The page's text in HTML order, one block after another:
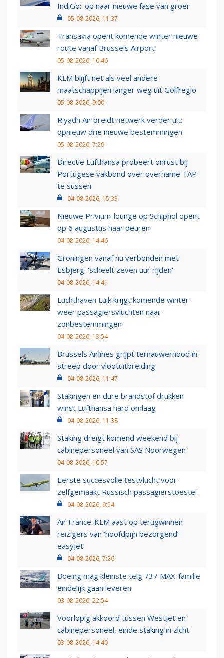
IndiGo: 'op naar nieuwe fase van groei'
05-08-2026, 11:37
Transavia opent komende winter nieuwe
route vanaf Brussels Airport
05-08-2026, 10:46
KLM blijft net als veel andere
maatschappijen langer weg uit Golfregio
05-08-2026, 9:00
Riyadh Air breidt netwerk verder uit:
opnieuw drie nieuwe bestemmingen
05-08-2026, 7:29
Directie Lufthansa probeert onrust bij
Portugese vakbond over overname TAP
te sussen
04-08-2026, 15:33
Nieuwe Privium-lounge op Schiphol opent
op 6 augustus haar deuren
04-08-2026, 14:46
Groningen vanaf nu verbonden met
Esbjerg: 'scheelt zeven uur rijden'
04-08-2026, 14:41
Luchthaven Luik krijgt komende winter
weer passagiersvluchten naar
zonbestemmingen
04-08-2026, 13:54
Brussels Airlines grijpt ternauwernood in:
streep door vlootuitbreiding
04-08-2026, 11:47
Stakingen en dure brandstof drukken
winst Lufthansa hard omlaag
04-08-2026, 11:38
Staking dreigt komend weekend bij
cabinepersoneel van SAS Noorwegen
04-08-2026, 10:57
Eerste succesvolle testvlucht voor
zelfgemaakt Russisch passagierstoestel
04-08-2026, 9:54
Air France-KLM aast op terugwinnen
reizigers van ‘hoofdpijn bezorgend’
easyJet
04-08-2026, 7:26
Boeing mag kleinste telg 737 MAX-familie
eindelijk gaan leveren
03-08-2026, 22:54
Voorlopig akkoord tussen WestJet en
cabinepersoneel, einde staking in zicht
03-08-2026, 14:40